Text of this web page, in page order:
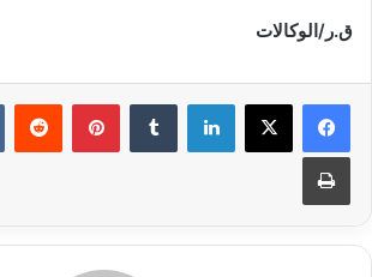
ق.ر/الوكالات
لينكدإن بينتيريست
طباعة